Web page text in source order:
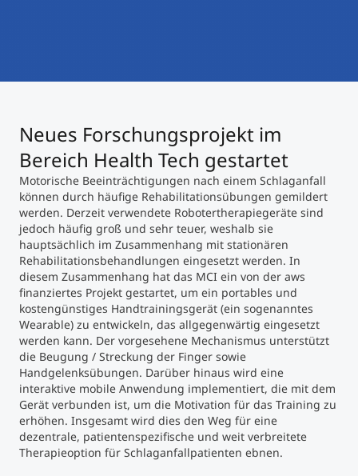
Study Finder Bachelor/Master
Masterclasses
Management-Seminare
Technische Weiterbildung
Maßgeschneiderte Programme
Studienberatung
Executive Education Finder
Neues Forschungsprojekt im
Bereich Health Tech gestartet
Motorische Beeinträchtigungen nach einem Schlaganfall
können durch häufige Rehabilitationsübungen gemildert
werden. Derzeit verwendete Robotertherapiegeräte sind
jedoch häufig groß und sehr teuer, weshalb sie
hauptsächlich im Zusammenhang mit stationären
Rehabilitationsbehandlungen eingesetzt werden. In
diesem Zusammenhang hat das MCI ein von der aws
finanziertes Projekt gestartet, um ein portables und
kostengünstiges Handtrainingsgerät (ein sogenanntes
Wearable) zu entwickeln, das allgegenwärtig eingesetzt
werden kann. Der vorgesehene Mechanismus unterstützt
die Beugung / Streckung der Finger sowie
Handgelenksübungen. Darüber hinaus wird eine
interaktive mobile Anwendung implementiert, die mit dem
Gerät verbunden ist, um die Motivation für das Training zu
erhöhen. Insgesamt wird dies den Weg für eine
dezentrale, patientenspezifische und weit verbreitete
Therapieoption für Schlaganfallpatienten ebnen.